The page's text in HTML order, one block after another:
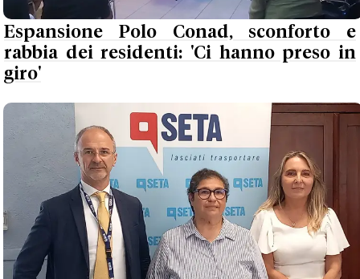
Espansione Polo Conad, sconforto e
rabbia dei residenti: 'Ci hanno preso in
giro'